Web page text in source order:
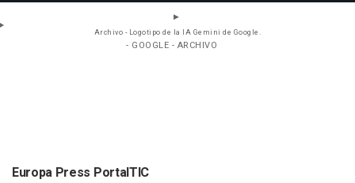
Archivo - Logotipo de la IA Gemini de Google.
- GOOGLE - ARCHIVO
Europa Press PortalTIC